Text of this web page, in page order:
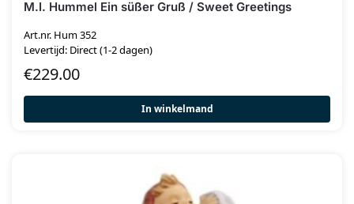
M.I. Hummel Ein süßer Gruß / Sweet Greetings
Art.nr. Hum 352
Levertijd: Direct (1-2 dagen)
€229.00
In winkelmand